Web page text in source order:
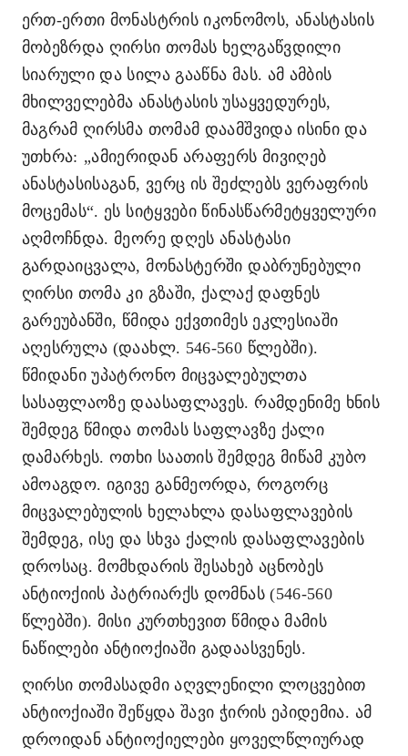
ერთ-ერთი მონასტრის იკონომოს, ანასტასის
მობეზრდა ღირსი თომას ხელგაწვდილი
სიარული და სილა გააწნა მას. ამ ამბის
მხილველებმა ანასტასის უსაყვედურეს,
მაგრამ ღირსმა თომამ დაამშვიდა ისინი და
უთხრა: „ამიერიდან არაფერს მივიღებ
ანასტასისაგან, ვერც ის შეძლებს ვერაფრის
მოცემას“. ეს სიტყვები წინასწარმეტყველური
აღმოჩნდა. მეორე დღეს ანასტასი
გარდაიცვალა, მონასტერში დაბრუნებული
ღირსი თომა კი გზაში, ქალაქ დაფნეს
გარეუბანში, წმიდა ექვთიმეს ეკლესიაში
აღესრულა (დაახლ. 546-560 წლებში).
წმიდანი უპატრონო მიცვალებულთა
სასაფლაოზე დაასაფლავეს. რამდენიმე ხნის
შემდეგ წმიდა თომას საფლავზე ქალი
დამარხეს. ოთხი საათის შემდეგ მიწამ კუბო
ამოაგდო. იგივე განმეორდა, როგორც
მიცვალებულის ხელახლა დასაფლავების
შემდეგ, ისე და სხვა ქალის დასაფლავების
დროსაც. მომხდარის შესახებ აცნობეს
ანტიოქიის პატრიარქს დომნას (546-560
წლებში). მისი კურთხევით წმიდა მამის
ნაწილები ანტიოქიაში გადაასვენეს.
ღირსი თომასადმი აღვლენილი ლოცვებით
ანტიოქიაში შეწყდა შავი ჭირის ეპიდემია. ამ
დროიდან ანტიოქიელები ყოველწლიურად